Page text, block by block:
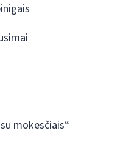
mokesčiais“